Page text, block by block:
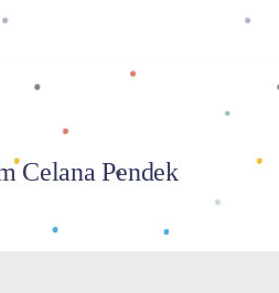
Celana Pendek